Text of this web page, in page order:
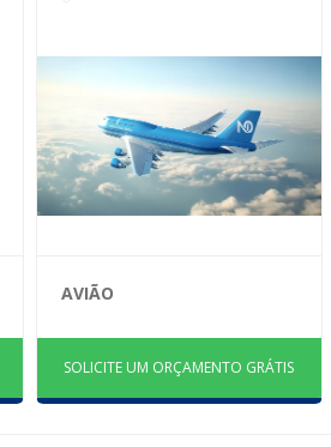
AVIÃO
SOLICITE UM ORÇAMENTO GRÁTIS